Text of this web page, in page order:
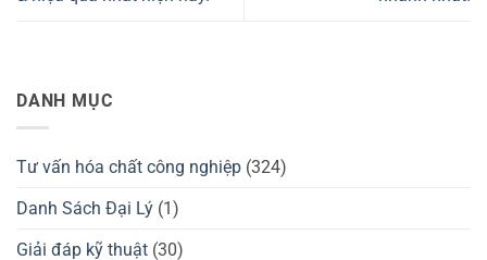
DANH MỤC
Tư vấn hóa chất công nghiệp (324)
Danh Sách Đại Lý (1)
Giải đáp kỹ thuật (30)